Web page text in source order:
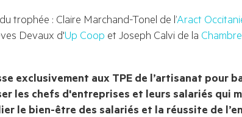
trophée : Claire Marchand-Tonel de l’Aract
Devaux d'Up Coop et Joseph Calvi de la
exclusivement aux TPE de l’artisanat pour
les chefs d'entreprises et leurs salariés qui
le bien-être des salariés et la réussite de